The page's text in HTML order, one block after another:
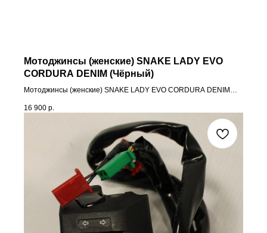
Мотоджинсы (женские) SNAKE LADY EVO
CORDURA DENIM (Чёрный)
Мотоджинсы (женские) SNAKE LADY EVO CORDURA DENIM
16 900 р.